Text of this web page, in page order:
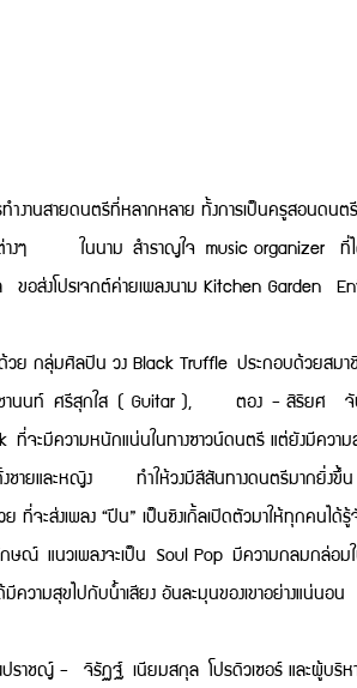
งานสายดนตรีที่หลากหลาย ทั้งการเป็นครูสอนดนต
ยงต่างๆ ในนาม สำราญใจ music organizer
งโปรเจกต์ค่ายเพลงนาม Kitchen Garden
น วง Black Truffle ประกอบด้วยสมาชิก
นท์ ศรีสุกใส ( Guitar ), ตอง - สิริยศ จันเท
จะมีความหนักแน่นในทางซาวน์ดนตรี แต่ยังมีความ
ายและหญิง ทำให้วงมีสีสันทางดนตรีมากยิ่งขึ้น
ที่จะส่งเพลง “ปีน” เป็นซิงเกิ้ลเปิดตัวมาให้ทุกค
กษณ์ แนวเพลงจะเป็น Soul Pop มีความกลมกล่อม
ความสุขไปกับน้ำเสียง อันละมุนของเขาอย่างแน่นอน
เนียมสกุล โปรดิวเซอร์ และผู้บริหาร เปิด